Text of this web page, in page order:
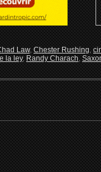
Law,Chester Rushing,
la ley,Randy Charach,